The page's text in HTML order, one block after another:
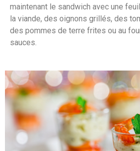
maintenant le sandwich avec une
la viande, des oignons grillés, des
des pommes de terre frites ou au
sauces.